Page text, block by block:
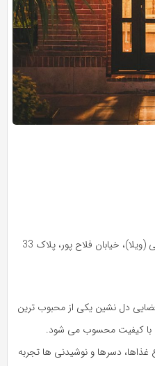
خیابان فلاح‌ پور، پلاک 33
دل‌ نشین یکی از محبوب‌ ترین
با کیفیت محسوب می‌ شود.
غذاها، دسرها و نوشیدنی ها تجربه‌